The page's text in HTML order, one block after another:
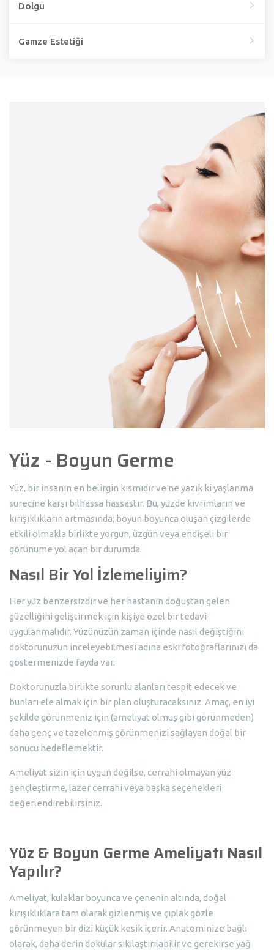
Dolgu
Gamze Estetiği
Yüz - Boyun Germe
Yüz, bir insanın en belirgin kısmıdır ve ne yazık ki yaşlanma
sürecine karşı bilhassa hassastır. Bu, yüzde kıvrımların ve
kırışıklıkların artmasında; boyun boyunca oluşan çizgilerde
etkili olmakla birlikte yorgun, üzgün veya endişeli bir
görünüme yol açan bir durumda.
Nasıl Bir Yol İzlemeliyim?
Her yüz benzersizdir ve her hastanın doğuştan gelen
güzelliğini geliştirmek için kişiye özel bir tedavi
uygulanmalıdır. Yüzünüzün zaman içinde nasıl değiştiğini
doktorunuzun inceleyebilmesi adına eski fotoğraflarınızı da
göstermenizde fayda var.
Doktorunuzla birlikte sorunlu alanları tespit edecek ve
bunları ele almak için bir plan oluşturacaksınız. Amaç, en iyi
şekilde görünmeniz için (ameliyat olmuş gibi görünmeden)
daha genç ve tazelenmiş görünmenizi sağlayan doğal bir
sonucu hedeflemektir.
Ameliyat sizin için uygun değilse, cerrahi olmayan yüz
gençleştirme, lazer cerrahi veya başka seçenekleri
değerlendirebilirsiniz.
Yüz & Boyun Germe Ameliyatı Nasıl
Yapılır?
Ameliyat, kulaklar boyunca ve çenenin altında, doğal
kırışıklıklara tam olarak gizlenmiş ve çıplak gözle
görünmeyen bir dizi küçük kesik içerir. Anatominize bağlı
olarak, daha derin dokular sıkılaştırılabilir ve gerekirse yağ